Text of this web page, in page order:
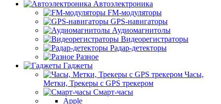
Автоэлектроника
FM-модуляторы
GPS-навигаторы
Аудиомагнитолы
Видеорегистраторы
Радар-детекторы
Разное
Гаджеты
Часы,
Метки, Трекеры с GPS трекером
Смарт-часы
Apple